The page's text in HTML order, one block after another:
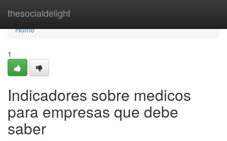
thesocialdelight
Home
Home
1
Indicadores sobre medicos
para empresas que debe
saber